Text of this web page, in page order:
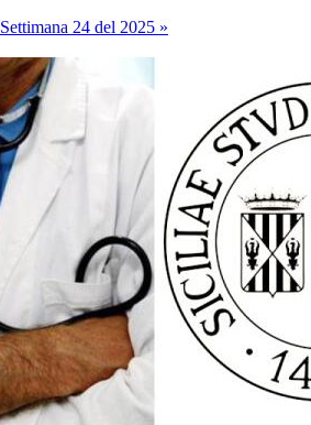
Settimana 24 del 2025 »